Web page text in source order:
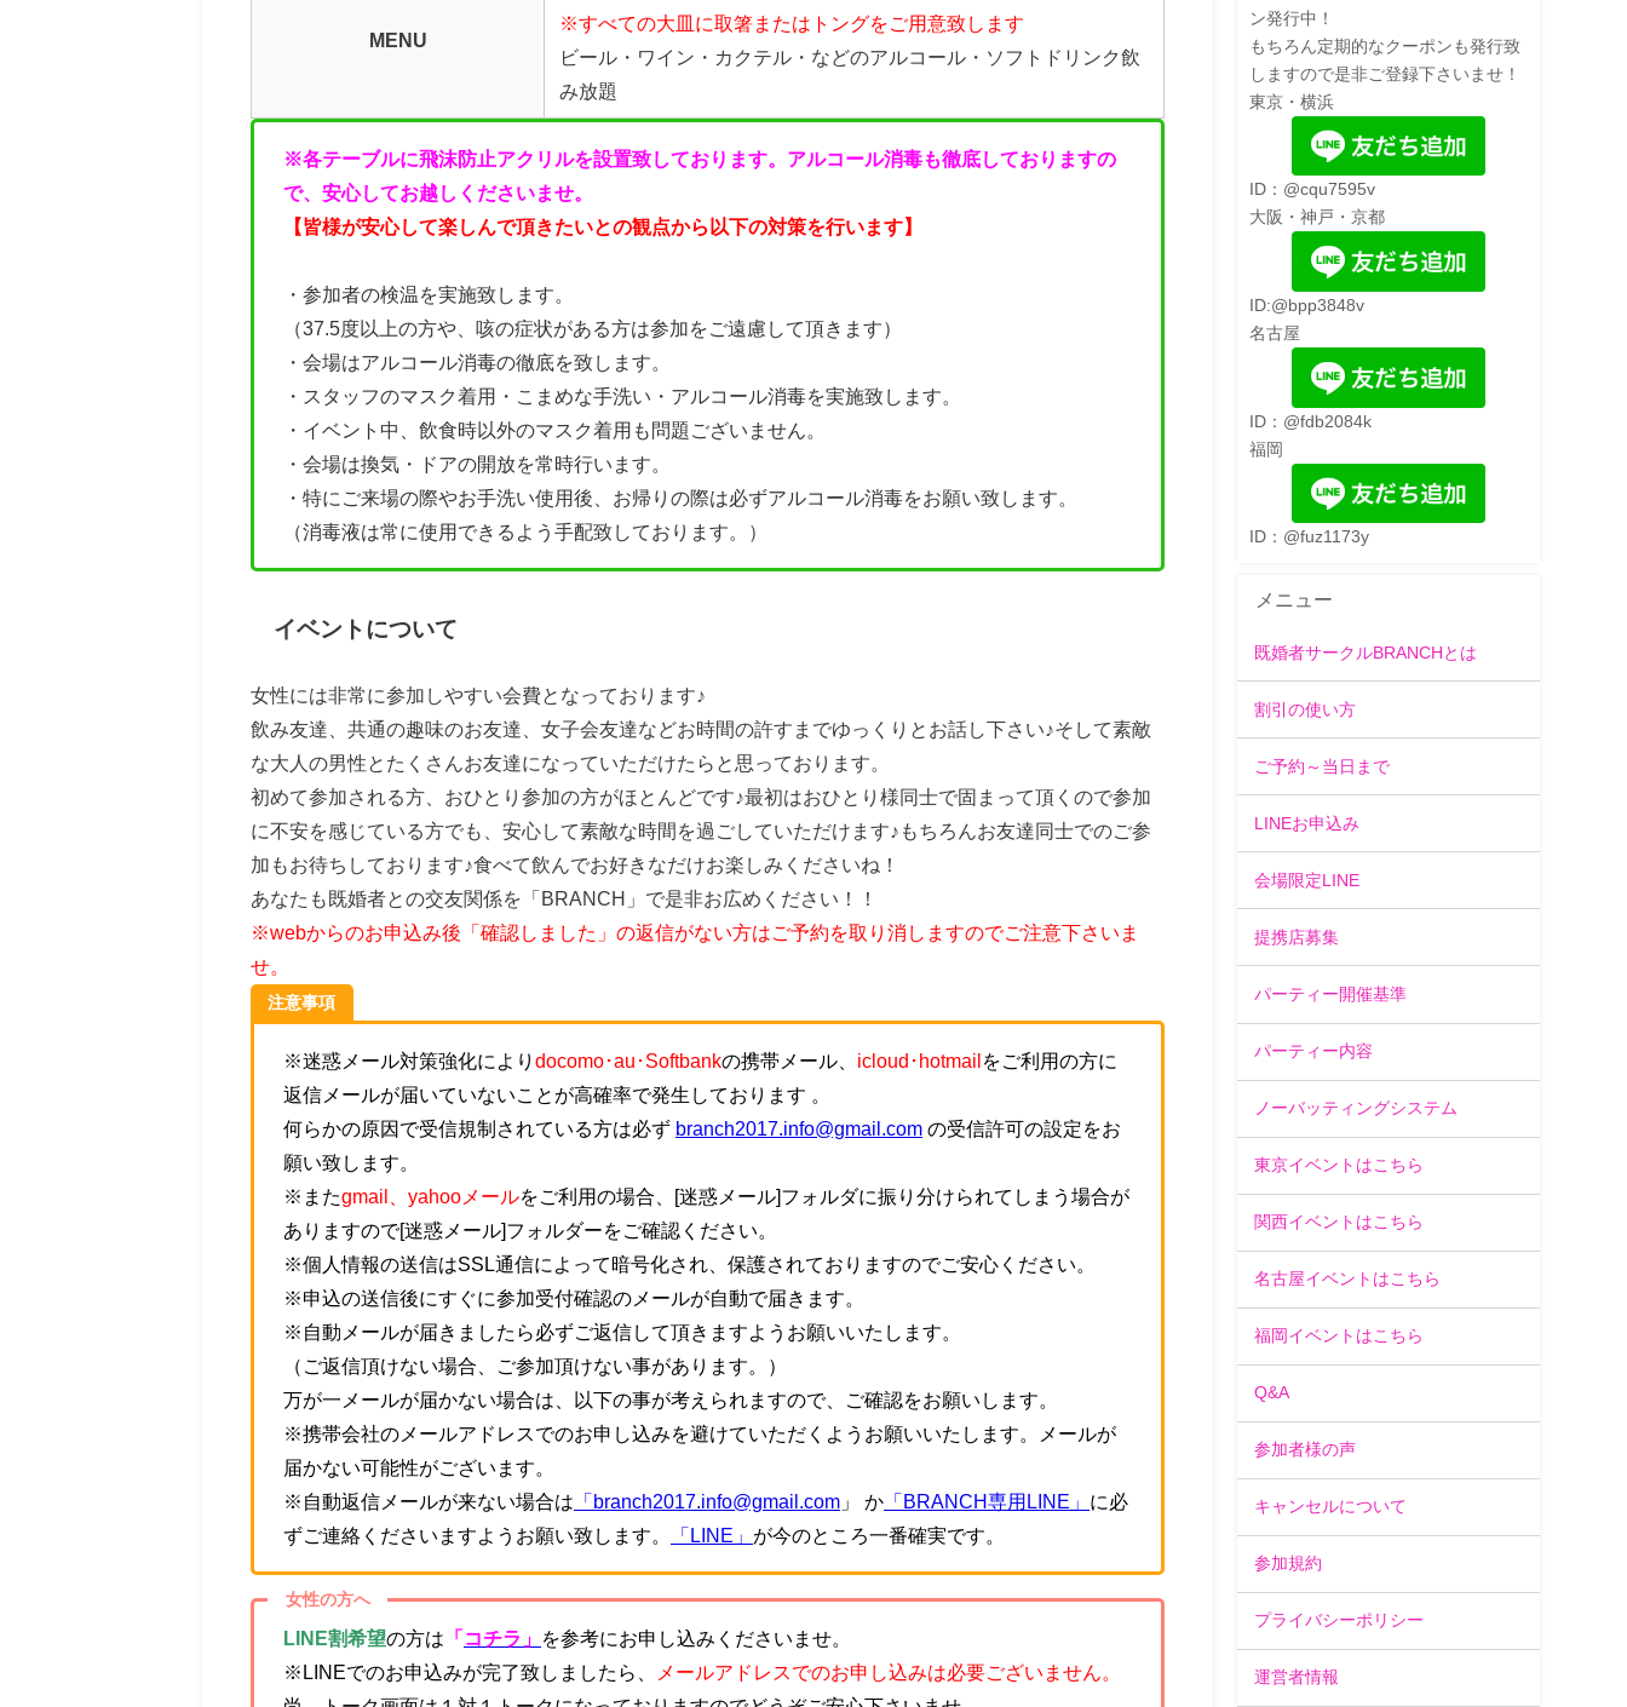
MENU
※すべての大皿に取箸またはトングをご用意致します
ビール・ワイン・カクテル・などのアルコール・ソフトドリンク飲
み放題
※各テーブルに飛沫防止アクリルを設置致しております。アルコール消毒も徹底しておりますの
で、安心してお越しくださいませ。
【皆様が安心して楽しんで頂きたいとの観点から以下の対策を行います】
・参加者の検温を実施致します。
（37.5度以上の方や、咳の症状がある方は参加をご遠慮して頂きます）
・会場はアルコール消毒の徹底を致します。
・ スタッフのマスク着用・こまめな手洗い・アルコール消毒を実施致します。
・イベント中、飲食時以外のマスク着用も問題ございません。
・会場は換気・ドアの開放を常時行います。
・特にご来場の際やお手洗い使用後、お帰りの際は必ずアルコール消毒をお願い致します。
（消毒液は常に使用できるよう手配致しております。）
イベントについて
女性には非常に参加しやすい会費となっております♪
飲み友達、共通の趣味のお友達、女子会友達などお時間の許すまでゆっくりとお話し下さい♪そして素敵
な大人の男性とたくさんお友達になっていただけたらと思っております。
初めて参加される方、おひとり参加の方がほとんどです♪最初はおひとり様同士で固まって頂くので参加
に不安を感じている方でも、安心して素敵な時間を過ごしていただけます♪もちろんお友達同士でのご参
加もお待ちしております♪食べて飲んでお好きなだけお楽しみくださいね！
あなたも既婚者との交友関係を「BRANCH」で是非お広めください！！
※webからのお申込み後「確認しました」の返信がない方はご予約を取り消しますのでご注意下さいま
せ。
注意事項
※迷惑メール対策強化により docomo･au･Softbankの携帯メール、 icloud･hotmail をご利用の方に
返信メールが届いていないことが高確率で発生しております 。
何らかの原因で受信規制されている方は必ず branch2017.info@gmail.com の受信許可の設定をお
願い致します。
※またgmail、yahooメールをご利用の場合、[迷惑メール]フォルダに振り分けられてしまう場合が
ありますので[迷惑メール]フォルダーをご確認ください。
※個人情報の送信はSSL通信によって暗号化され、保護されておりますのでご安心ください。
※申込の送信後にすぐに参加受付確認のメールが自動で届きます。
※自動メールが届きましたら必ずご返信して頂きますようお願いいたします。
（ご返信頂けない場合、ご参加頂けない事があります。）
万が一メールが届かない場合は、以下の事が考えられますので、ご確認をお願いします。
※携帯会社のメールアドレスでのお申し込みを避けていただくようお願いいたします。メールが
届かない可能性がございます。
※自動返信メールが来ない場合は 「branch2017.info@gmail.com 」 か 「BRANCH専用LINE」 に必
ずご連絡くださいますようお願い致します。
「LINE」 が今のところ一番確実です。
女性の方へ
LINE割希望の方は 「 コチラ」
を参考にお申し込みくださいませ。
※LINEでのお申込みが完了致しましたら、
メールアドレスでのお申し込みは必要ございません。
ン発行中！
もちろん定期的なクーポンも発行致
しますので是非ご登録下さいませ！
東京・横浜
ID：@cqu7595v
大阪・神戸・京都
ID:@bpp3848v
名古屋
ID：@fdb2084k
福岡
ID：@fuz1173y
メニュー
既婚者サークルBRANCHとは
割引の使い方
ご予約～当日まで
LINEお申込み
会場限定LINE
提携店募集
パーティー開催基準
パーティー内容
ノーバッティングシステム
東京イベントはこちら
関西イベントはこちら
名古屋イベントはこちら
福岡イベントはこちら
Q&A
参加者様の声
キャンセルについて
参加規約
プライバシーポリシー
運営者情報